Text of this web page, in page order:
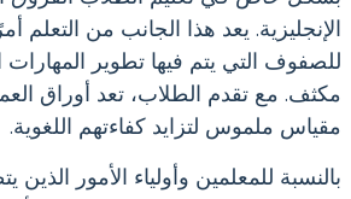
الإنجليزية. يعد هذا الجانب من التعلم
للصفوف التي يتم فيها تطوير
مكثف. مع تقدم الطلاب، تعد أوراق
مقياس ملموس لتزايد كفاءتهم اللغوية.
بالنسبة للمعلمين وأولياء الأمور الذين